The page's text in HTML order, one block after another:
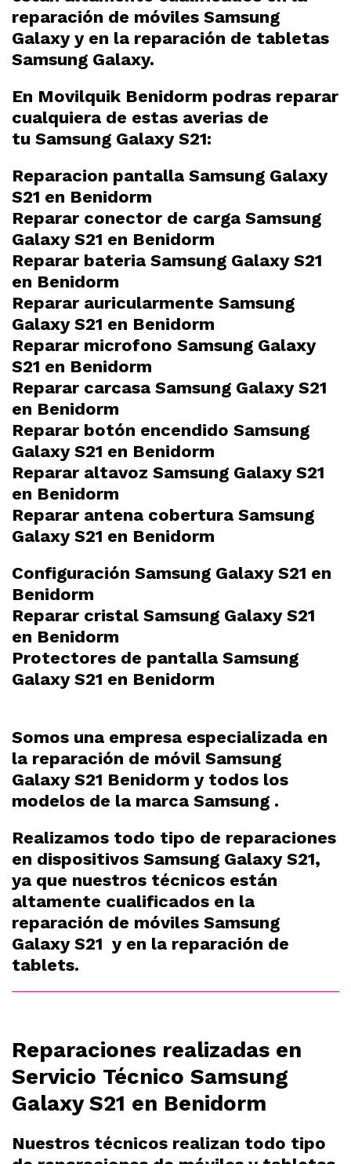
reparación de móviles Samsung
Galaxy y en la reparación de tabletas
Samsung Galaxy.
En Movilquik Benidorm podras reparar
cualquiera de estas averias de
tu Samsung Galaxy S21:
Reparacion pantalla Samsung Galaxy
S21 en Benidorm
Reparar conector de carga Samsung
Galaxy S21 en Benidorm
Reparar bateria Samsung Galaxy S21
en Benidorm
Reparar auricularmente Samsung
Galaxy S21 en Benidorm
Reparar microfono Samsung Galaxy
S21 en Benidorm
Reparar carcasa Samsung Galaxy S21
en Benidorm
Reparar botón encendido Samsung
Galaxy S21 en Benidorm
Reparar altavoz Samsung Galaxy S21
en Benidorm
Reparar antena cobertura Samsung
Galaxy S21 en Benidorm
Configuración Samsung Galaxy S21 en
Benidorm
Reparar cristal Samsung Galaxy S21
en Benidorm
Protectores de pantalla Samsung
Galaxy S21 en Benidorm
Somos una empresa especializada en
la reparación de móvil Samsung
Galaxy S21 Benidorm y todos los
modelos de la marca Samsung .
Realizamos todo tipo de reparaciones
en dispositivos Samsung Galaxy S21,
ya que nuestros técnicos están
altamente cualificados en la
reparación de móviles Samsung
Galaxy S21 y en la reparación de
tablets.
Reparaciones realizadas en
Servicio Técnico Samsung
Galaxy S21 en Benidorm
Nuestros técnicos realizan todo tipo